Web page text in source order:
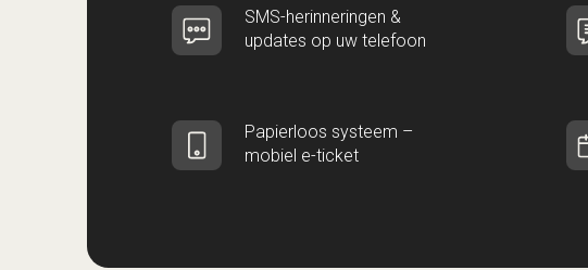
SMS-herinneringen &
updates op uw telefoon
Papierloos systeem –
mobiel e-ticket